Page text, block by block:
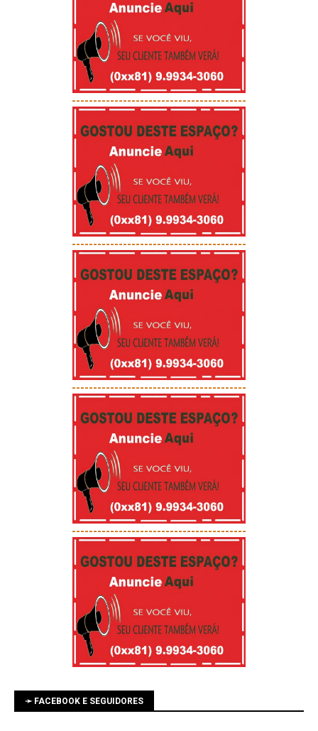
-----------------------------------------
-----------------------------------------
-----------------------------------------
-----------------------------------------
➛ FACEBOOK E SEGUIDORES